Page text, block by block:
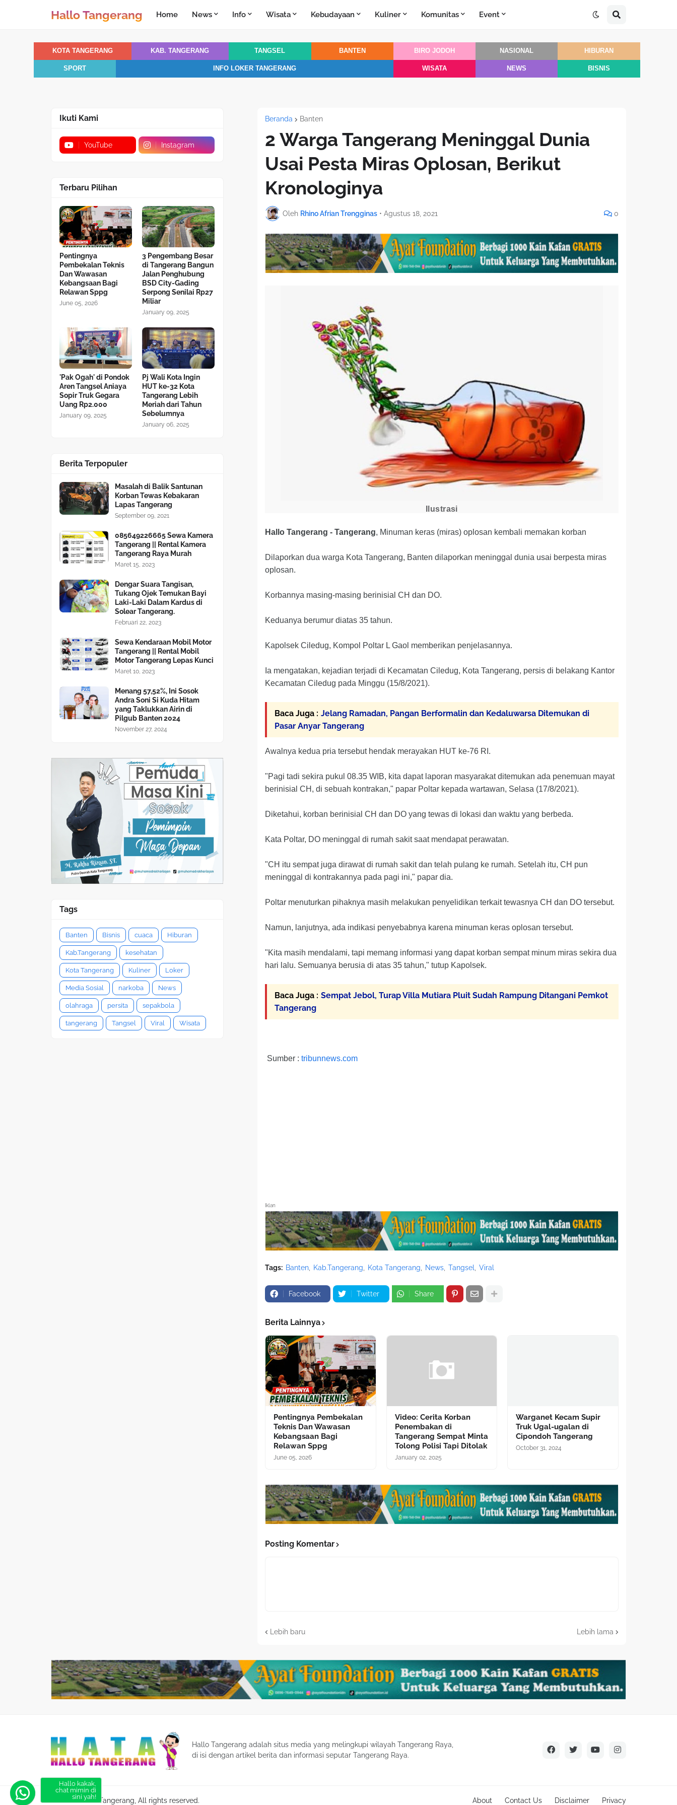
Hallo Tangerang Home News Info Wisata Kebudayaan Kuliner Komunitas Event
KOTA TANGERANG KAB. TANGERANG TANGSEL BANTEN BIRO JODOH NASIONAL HIBURAN
SPORT INFO LOKER TANGERANG WISATA NEWS BISNIS
Beranda Banten
2 Warga Tangerang Meninggal Dunia
Usai Pesta Miras Oplosan, Berikut
Kronologinya
Oleh Rhino Afrian Trengginas • Agustus 18, 2021 0
Ilustrasi
Hallo Tangerang - Tangerang, Minuman keras (miras) oplosan kembali memakan korban
Dilaporkan dua warga Kota Tangerang, Banten dilaporkan meninggal dunia usai berpesta miras
oplosan.
Korbannya masing-masing berinisial CH dan DO.
Keduanya berumur diatas 35 tahun.
Kapolsek Ciledug, Kompol Poltar L Gaol memberikan penjelasannya.
Ia mengatakan, kejadian terjadi di Kecamatan Ciledug, Kota Tangerang, persis di belakang Kantor
Kecamatan Ciledug pada Minggu (15/8/2021).
Baca Juga : Jelang Ramadan, Pangan Berformalin dan Kedaluwarsa Ditemukan di
Pasar Anyar Tangerang
Awalnya kedua pria tersebut hendak merayakan HUT ke-76 RI.
"Pagi tadi sekira pukul 08.35 WIB, kita dapat laporan masyarakat ditemukan ada penemuan mayat
berinisial CH, di sebuah kontrakan," papar Poltar kepada wartawan, Selasa (17/8/2021).
Diketahui, korban berinisial CH dan DO yang tewas di lokasi dan waktu yang berbeda.
Kata Poltar, DO meninggal di rumah sakit saat mendapat perawatan.
"CH itu sempat juga dirawat di rumah sakit dan telah pulang ke rumah. Setelah itu, CH pun
meninggal di kontrakannya pada pagi ini," papar dia.
Poltar menuturkan pihaknya masih melakukan penyelidikan terkait tewasnya CH dan DO tersebut.
Namun, lanjutnya, ada indikasi penyebabnya karena minuman keras oplosan tersebut.
"Kita masih mendalami, tapi memang informasi yang dapat korban sempat minum miras sekira dua
hari lalu. Semuanya berusia di atas 35 tahun," tutup Kapolsek.
Baca Juga : Sempat Jebol, Turap Villa Mutiara Pluit Sudah Rampung Ditangani Pemkot
Tangerang
Sumber : tribunnews.com
Iklan
Tags: Banten Kab.Tangerang Kota Tangerang News Tangsel Viral
Facebook Twitter Share
Berita Lainnya
Pentingnya Pembekalan
Teknis Dan Wawasan
Kebangsaan Bagi
Relawan Sppg
June 05, 2026
Video: Cerita Korban
Penembakan di
Tangerang Sempat Minta
Tolong Polisi Tapi Ditolak
January 02, 2025
Warganet Kecam Supir
Truk Ugal-ugalan di
Cipondoh Tangerang
October 31, 2024
Posting Komentar
Lebih baru Lebih lama
Ikuti Kami
YouTube Instagram
Terbaru Pilihan
Pentingnya
Pembekalan Teknis
Dan Wawasan
Kebangsaan Bagi
Relawan Sppg
June 05, 2026
3 Pengembang Besar
di Tangerang Bangun
Jalan Penghubung
BSD City-Gading
Serpong Senilai Rp27
Miliar
January 09, 2025
'Pak Ogah' di Pondok
Aren Tangsel Aniaya
Sopir Truk Gegara
Uang Rp2.000
January 09, 2025
Pj Wali Kota Ingin
HUT ke-32 Kota
Tangerang Lebih
Meriah dari Tahun
Sebelumnya
January 06, 2025
Berita Terpopuler
Masalah di Balik Santunan
Korban Tewas Kebakaran
Lapas Tangerang
September 09, 2021
085649226665 Sewa Kamera
Tangerang || Rental Kamera
Tangerang Raya Murah
Maret 15, 2023
Dengar Suara Tangisan,
Tukang Ojek Temukan Bayi
Laki-Laki Dalam Kardus di
Solear Tangerang.
Februari 22, 2023
Sewa Kendaraan Mobil Motor
Tangerang || Rental Mobil
Motor Tangerang Lepas Kunci
Maret 10, 2023
Menang 57,52%, Ini Sosok
Andra Soni Si Kuda Hitam
yang Taklukkan Airin di
Pilgub Banten 2024
November 27, 2024
Tags
Banten Bisnis cuaca Hiburan
Kab.Tangerang kesehatan
Kota Tangerang Kuliner Loker
Media Sosial narkoba News
olahraga persita sepakbola
tangerang Tangsel Viral Wisata
Hallo Tangerang adalah situs media yang melingkupi wilayah Tangerang Raya,
di isi dengan artikel berita dan informasi seputar Tangerang Raya.
© 2021 ‧ Hallo Tangerang, All rights reserved. About Contact Us Disclaimer Privacy